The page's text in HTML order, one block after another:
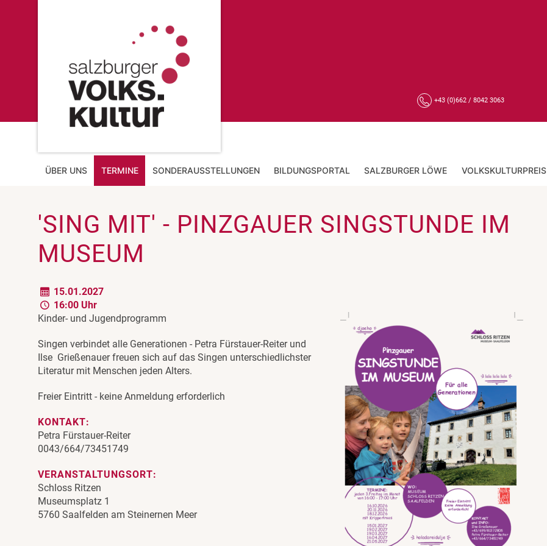
+43 (0)662 / 8042 3063
ÜBER UNS TERMINE SONDERAUSSTELLUNGEN BILDUNGSPORTAL SALZBURGER LÖWE VOLKSKULTURPREIS
'SING MIT' - PINZGAUER SINGSTUNDE IM
MUSEUM
15.01.2027
16:00 Uhr
Kinder- und Jugendprogramm
Singen verbindet alle Generationen - Petra Fürstauer-Reiter und
Ilse Grießenauer freuen sich auf das Singen unterschiedlichster
Literatur mit Menschen jeden Alters.
Freier Eintritt - keine Anmeldung erforderlich
KONTAKT:
Petra Fürstauer-Reiter
0043/664/73451749
VERANSTALTUNGSORT:
Schloss Ritzen
Museumsplatz 1
5760 Saalfelden am Steinernen Meer